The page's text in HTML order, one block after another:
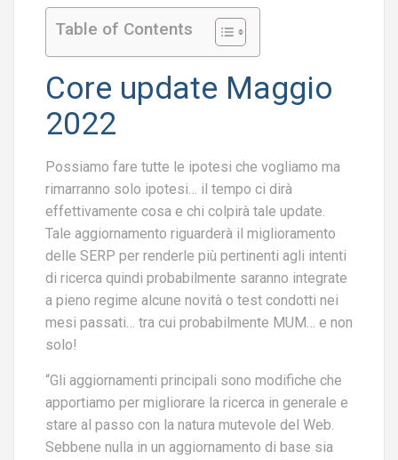
Table of Contents
Core update Maggio
2022
Possiamo fare tutte le ipotesi che vogliamo ma
rimarranno solo ipotesi… il tempo ci dirà
effettivamente cosa e chi colpirà tale update.
Tale aggiornamento riguarderà il miglioramento
delle SERP per renderle più pertinenti agli intenti
di ricerca quindi probabilmente saranno integrate
a pieno regime alcune novità o test condotti nei
mesi passati… tra cui probabilmente MUM… e non
solo!
“Gli aggiornamenti principali sono modifiche che
apportiamo per migliorare la ricerca in generale e
stare al passo con la natura mutevole del Web.
Sebbene nulla in un aggiornamento di base sia